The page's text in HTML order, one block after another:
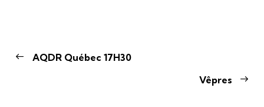
AQDR Québec 17H30
Vêpres